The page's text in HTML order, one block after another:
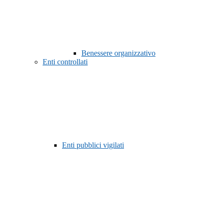
Benessere organizzativo
Enti controllati
Enti pubblici vigilati